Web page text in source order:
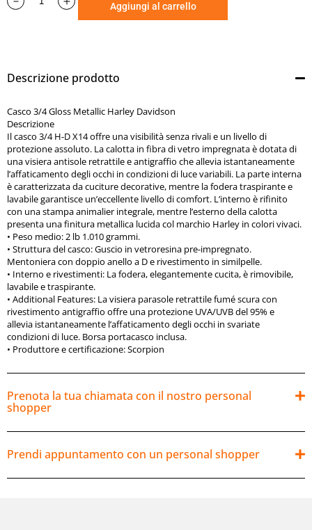
• Struttura del casco:
Guscio in vetroresina pre-impregnato.
Mentoniera con doppio anello a D e rivestimento in
• Additional Features:La visiera parasole retrattile fumé
UVA/UVB del 95% e allevia istantaneamente l’affaticamento
degli occhi in svariate condizioni di luce. Borsa portacasco
inclusa.
•Produttore e certificazione:Scorpion
Aggiungi al carrello
Descrizione prodotto
Casco 3/4 Gloss Metallic Harley Davidson
Descrizione
Il casco 3/4 H-D X14 offre una visibilità senza rivali e un livello di
protezione assoluto. La calotta in fibra di vetro impregnata è dotata di
una visiera antisole retrattile e antigraffio che allevia istantaneamente
l’affaticamento degli occhi in condizioni di luce variabili. La parte interna
è caratterizzata da cuciture decorative, mentre la fodera traspirante e
lavabile garantisce un’eccellente livello di comfort. L’interno è rifinito
con una stampa animalier integrale, mentre l’esterno della calotta
presenta una finitura metallica lucida col marchio Harley in colori vivaci.
• Peso medio:2 lb 1.010 grammi.
• Struttura del casco:Guscio in vetroresina pre-impregnato.
Mentoniera con doppio anello a D e rivestimento in similpelle.
• Interno e rivestimenti: La fodera, elegantemente cucita, è rimovibile,
lavabile e traspirante.
• Additional Features: La visiera parasole retrattile fumé scura con
rivestimento antigraffio offre una protezione UVA/UVB del 95% e
allevia istantaneamente l’affaticamento degli occhi in svariate
condizioni di luce. Borsa portacasco inclusa.
• Produttore e certificazione:Scorpion
Prenota la tua chiamata con il nostro personal
shopper
Prendi appuntamento con un personal shopper